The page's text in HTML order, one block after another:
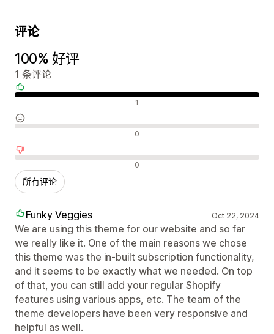
评论
100% 好评
1 条评论
好评 1
中评 0
差评 0
所有评论
Funky Veggies Oct 22, 2024
We are using this theme for our website and so far
we really like it. One of the main reasons we chose
this theme was the in-built subscription functionality,
and it seems to be exactly what we needed. On top
of that, you can still add your regular Shopify
features using various apps, etc. The team of the
theme developers have been very responsive and
helpful as well.